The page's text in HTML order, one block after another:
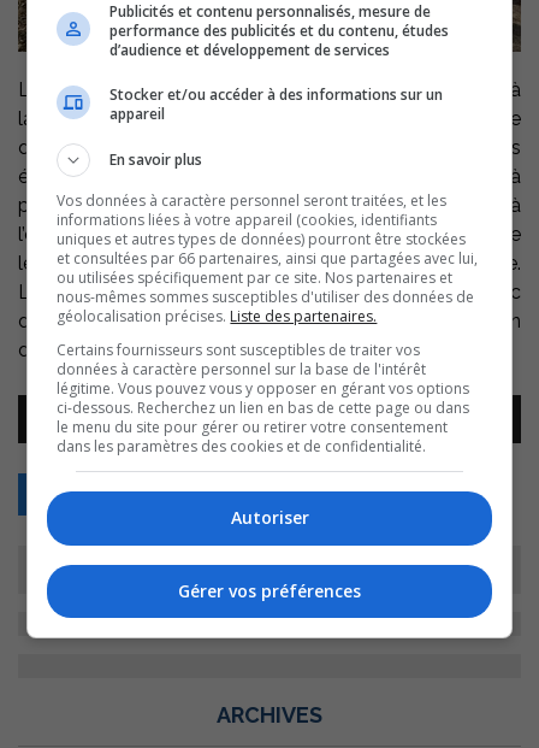
Les volontaires d’Ambulance Saint-Jean se sont réunis à
la Colonie des grèves de Contrecoeur, en fin de semaine
dernière, pour se préparer en vue des activités
événementielles estivales où ils seront appelés à
prodiguer les premiers soins. Ils sont, dimanche, passés à
l’entrainement dans le cadre d’une autre dimension de
leur mandat, appuyer les interventions en sécurité civile.
La section recherche et sauvetage s’est activée avec
des radio-amateurs dans le contexte d’une simulation
dont nous parle Jérémie Guay.
Lecteur
audio
Retour
ARCHIVES
Publicités et contenu personnalisés, mesure de
performance des publicités et du contenu, études
d’audience et développement de services
Stocker et/ou accéder à des informations sur un
appareil
En savoir plus
Vos données à caractère personnel seront traitées, et les
informations liées à votre appareil (cookies, identifiants
uniques et autres types de données) pourront être stockées
et consultées par 66 partenaires, ainsi que partagées avec lui,
ou utilisées spécifiquement par ce site. Nos partenaires et
nous-mêmes sommes susceptibles d'utiliser des données de
géolocalisation précises. Liste des partenaires.
Certains fournisseurs sont susceptibles de traiter vos
données à caractère personnel sur la base de l'intérêt
légitime. Vous pouvez vous y opposer en gérant vos options
ci-dessous. Recherchez un lien en bas de cette page ou dans
le menu du site pour gérer ou retirer votre consentement
dans les paramètres des cookies et de confidentialité.
Autoriser
Gérer vos préférences